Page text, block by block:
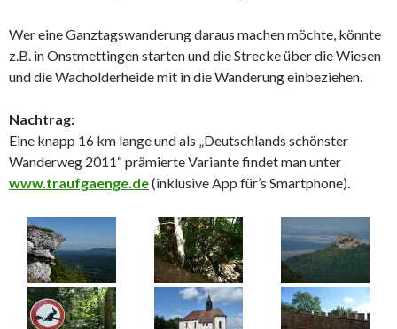
Wer eine Ganztagswanderung daraus machen möchte, könnte
z.B. in Onstmettingen starten und die Strecke über die Wiesen
und die Wacholderheide mit in die Wanderung einbeziehen.
Nachtrag:
Eine knapp 16 km lange und als „Deutschlands schönster
Wanderweg 2011“ prämierte Variante findet man unter
www.traufgaenge.de(inklusive App für’s Smartphone).